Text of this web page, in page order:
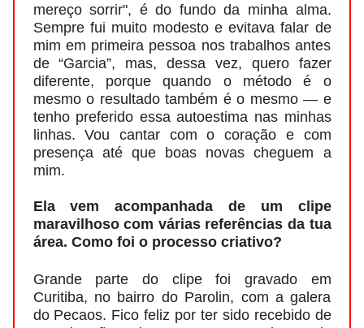
mereço sorrir", é do fundo da minha alma.
Sempre fui muito modesto e evitava falar de
mim em primeira pessoa nos trabalhos antes
de “Garcia”, mas, dessa vez, quero fazer
diferente, porque quando o método é o
mesmo o resultado também é o mesmo — e
tenho preferido essa autoestima nas minhas
linhas. Vou cantar com o coração e com
presença até que boas novas cheguem a
mim.
Ela vem acompanhada de um clipe
maravilhoso com várias referências da tua
área. Como foi o processo criativo?
Grande parte do clipe foi gravado em
Curitiba, no bairro do Parolin, com a galera
do Pecaos. Fico feliz por ter sido recebido de